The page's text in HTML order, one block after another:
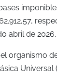
abril de 2026.
organismo
Universal